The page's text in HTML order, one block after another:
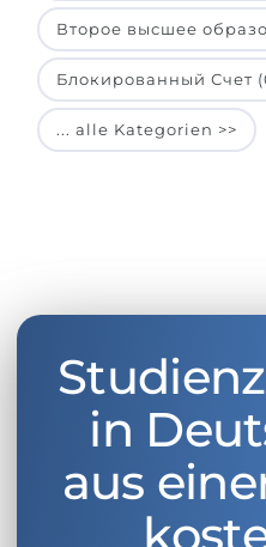
Второе высшее
Блокированный Счет
... alle Kategorien >>
in
aus